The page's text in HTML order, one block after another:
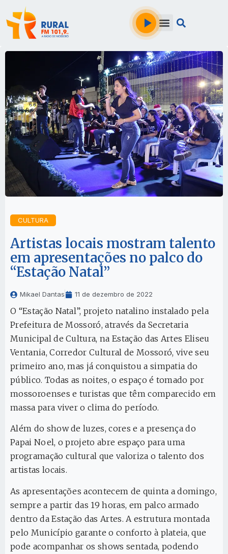
CULTURA
Artistas locais mostram talento
em apresentações no palco do
“Estação Natal”
Mikael Dantas 11 de dezembro de 2022
O “Estação Natal”, projeto natalino instalado pela
Prefeitura de Mossoró, através da Secretaria
Municipal de Cultura, na Estação das Artes Eliseu
Ventania, Corredor Cultural de Mossoró, vive seu
primeiro ano, mas já conquistou a simpatia do
público. Todas as noites, o espaço é tomado por
mossoroenses e turistas que têm comparecido em
massa para viver o clima do período.
Além do show de luzes, cores e a presença do
Papai Noel, o projeto abre espaço para uma
programação cultural que valoriza o talento dos
artistas locais.
As apresentações acontecem de quinta a domingo,
sempre a partir das 19 horas, em palco armado
dentro da Estação das Artes. A estrutura montada
pelo Município garante o conforto à plateia, que
pode acompanhar os shows sentada, podendo